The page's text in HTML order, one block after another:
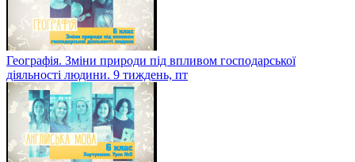
Географія. Зміни природи під впливом господарської
діяльності людини. 9 тиждень, пт